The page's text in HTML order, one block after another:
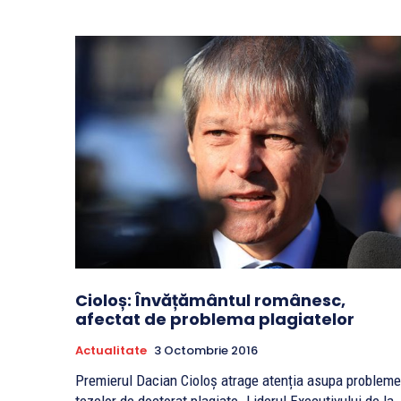
Cioloș: Învățământul românesc,
afectat de problema plagiatelor
Actualitate 3 Octombrie 2016
Premierul Dacian Cioloș atrage atenția asupa